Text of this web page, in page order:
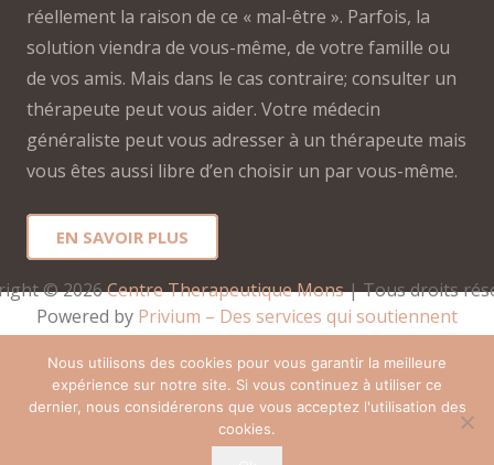
réellement la raison de ce « mal-être ». Parfois, la
solution viendra de vous-même, de votre famille ou
de vos amis. Mais dans le cas contraire; consulter un
thérapeute peut vous aider. Votre médecin
généraliste peut vous adresser à un thérapeute mais
vous êtes aussi libre d’en choisir un par vous-même.
EN SAVOIR PLUS
© 2026 Centre Therapeutique Mons | Tous droits
Powered by Privium – Des services qui soutiennent
hypnotherapeutes.
RGPD – Politique de Protection de la Vie Privée
Nous utilisons des cookies pour vous garantir la meilleure
expérience sur notre site. Si vous continuez à utiliser ce
dernier, nous considérerons que vous acceptez l'utilisation des
cookies.